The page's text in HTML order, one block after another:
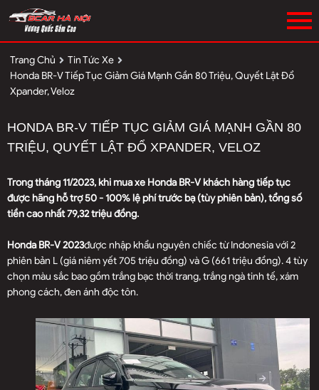
Trang Chủ
Tin Tức Xe
Honda BR-V Tiếp Tục Giảm Giá Mạnh Gần 80 Triệu, Quyết Lật Đổ
Xpander, Veloz
HONDA BR-V TIẾP TỤC GIẢM GIÁ MẠNH GẦN 80
TRIỆU, QUYẾT LẬT ĐỔ XPANDER, VELOZ
Trong tháng 11/2023, khi mua xe Honda BR-V khách hàng tiếp tục
được hãng hỗ trợ 50 - 100% lệ phí trước bạ (tùy phiên bản), tổng số
tiền cao nhất 79,32 triệu đồng.
Honda BR-V 2023được nhập khẩu nguyên chiếc từ Indonesia với 2
phiên bản L (giá niêm yết 705 triệu đồng) và G (661 triệu đồng). 4 tùy
chọn màu sắc bao gồm trắng bạc thời trang, trắng ngà tinh tế, xám
phong cách, đen ánh độc tôn.